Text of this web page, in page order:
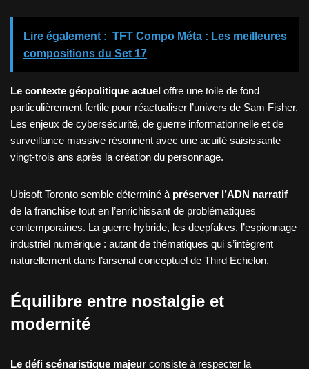
Lire également : TFT Compo Méta : Les meilleures
compositions du Set 17
Le contexte géopolitique actuel offre une toile de fond
particulièrement fertile pour réactualiser l’univers de Sam Fisher.
Les enjeux de cybersécurité, de guerre informationnelle et de
surveillance massive résonnent avec une acuité saisissante
vingt-trois ans après la création du personnage.
Ubisoft Toronto semble déterminé à préserver l’ADN narratif
de la franchise tout en l’enrichissant de problématiques
contemporaines. La guerre hybride, les deepfakes, l’espionnage
industriel numérique : autant de thématiques qui s’intègrent
naturellement dans l’arsenal conceptuel de Third Echelon.
Équilibre entre nostalgie et
modernité
Le défi scénaristique majeur consiste à respecter la